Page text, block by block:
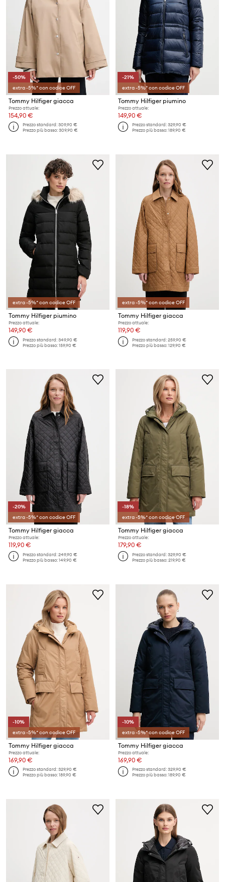
-50%
extra -5%* con codice OFF
Tommy Hilfiger giacca
Prezzo attuale:
154,90 €
Prezzo standard:309,90 €
Prezzo più basso:309,90 €
-21%
extra -5%* con codice OFF
Tommy Hilfiger piumino
Prezzo attuale:
149,90 €
Prezzo standard:329,90 €
Prezzo più basso:189,90 €
extra -5%* con codice OFF
Tommy Hilfiger piumino
Prezzo attuale:
149,90 €
Prezzo standard:349,90 €
Prezzo più basso:159,90 €
extra -5%* con codice OFF
Tommy Hilfiger giacca
Prezzo attuale:
119,90 €
Prezzo standard:259,90 €
Prezzo più basso:129,90 €
-20%
extra -5%* con codice OFF
Tommy Hilfiger giacca
Prezzo attuale:
119,90 €
Prezzo standard:249,90 €
Prezzo più basso:149,90 €
-18%
extra -5%* con codice OFF
Tommy Hilfiger giacca
Prezzo attuale:
179,90 €
Prezzo standard:329,90 €
Prezzo più basso:219,90 €
-10%
extra -5%* con codice OFF
Tommy Hilfiger giacca
Prezzo attuale:
169,90 €
Prezzo standard:329,90 €
Prezzo più basso:189,90 €
-10%
extra -5%* con codice OFF
Tommy Hilfiger giacca
Prezzo attuale:
169,90 €
Prezzo standard:329,90 €
Prezzo più basso:189,90 €